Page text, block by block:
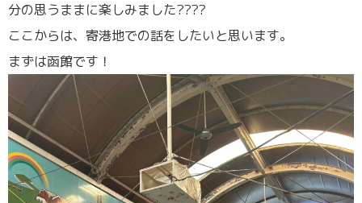
分の思うままに楽しみました????
ここからは、寄港地での話をしたいと思います。
まずは函館です！